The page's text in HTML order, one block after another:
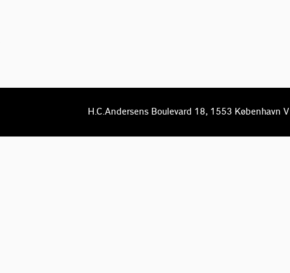
H.C.Andersens Boulevard 18, 1553 København V